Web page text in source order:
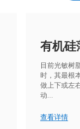
目前光敏树
时，其最根
做上下或左
动...
查看详情